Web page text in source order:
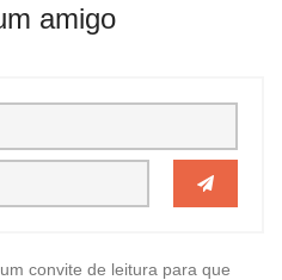
amigo
convite de leitura para que